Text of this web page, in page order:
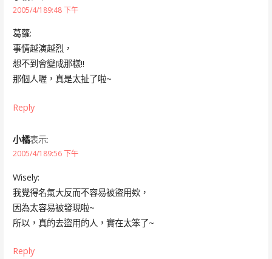
2005/4/189:48 下午
葛蘿:
事情越演越烈，
想不到會變成那樣!!
那個人喔，真是太扯了啦~
Reply
小橘表示:
2005/4/189:56 下午
Wisely:
我覺得名氣大反而不容易被盜用欸，
因為太容易被發現啦~
所以，真的去盜用的人，實在太笨了~
Reply